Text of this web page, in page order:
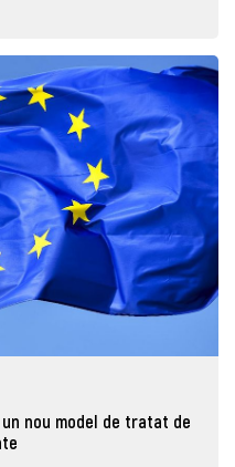
nou model de tratat de